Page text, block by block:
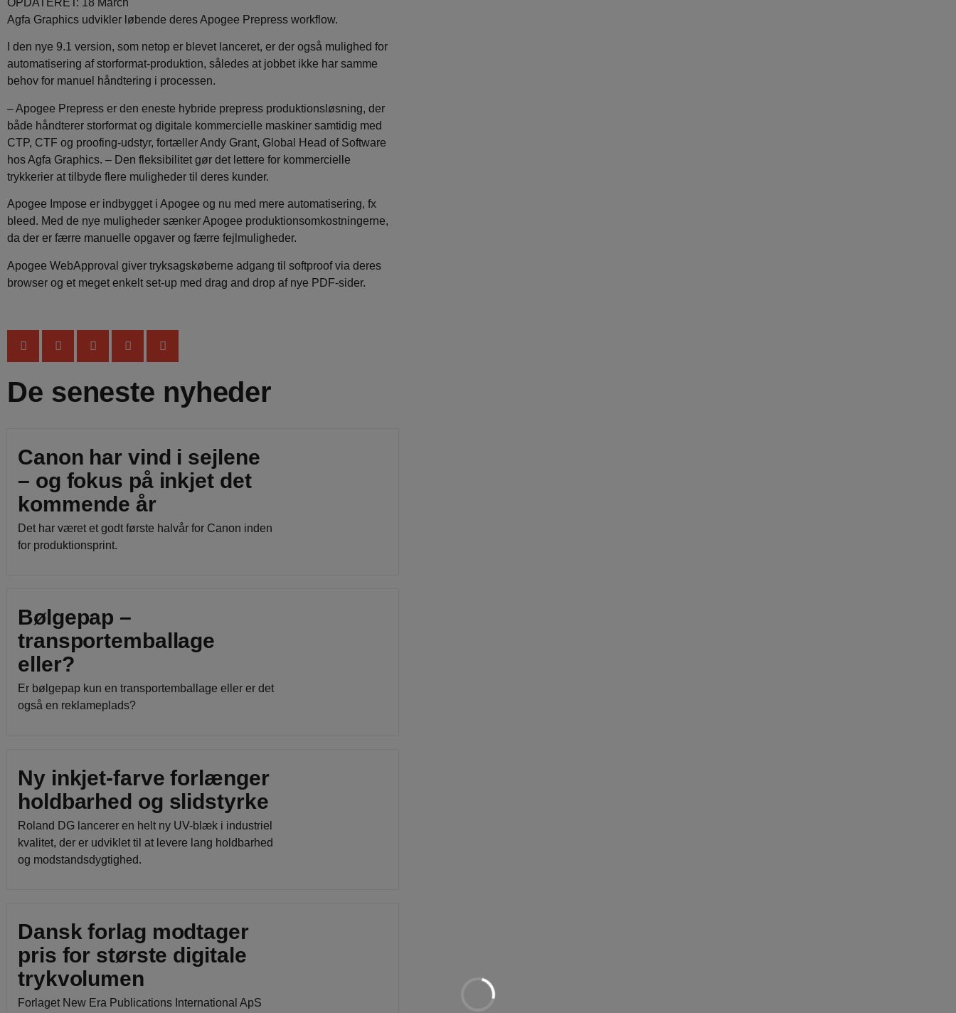
OPDATERET: 18 March
Agfa Graphics udvikler løbende deres Apogee Prepress workflow.
I den nye 9.1 version, som netop er blevet lanceret, er der også mulighed for
automatisering af storformat-produktion, således at jobbet ikke har samme
behov for manuel håndtering i processen.
– Apogee Prepress er den eneste hybride prepress produktionsløsning, der
både håndterer storformat og digitale kommercielle maskiner samtidig med
CTP, CTF og proofing-udstyr, fortæller Andy Grant, Global Head of Software
hos Agfa Graphics. – Den fleksibilitet gør det lettere for kommercielle
trykkerier at tilbyde flere muligheder til deres kunder.
Apogee Impose er indbygget i Apogee og nu med mere automatisering, fx
bleed. Med de nye muligheder sænker Apogee produktionsomkostningerne,
da der er færre manuelle opgaver og færre fejlmuligheder.
Apogee WebApproval giver tryksagskøberne adgang til softproof via deres
browser og et meget enkelt set-up med drag and drop af nye PDF-sider.
De seneste nyheder
Canon har vind i sejlene
– og fokus på inkjet det
kommende år
Det har været et godt første halvår for Canon inden
for produktionsprint.
Bølgepap –
transportemballage
eller?
Er bølgepap kun en transportemballage eller er det
også en reklameplads?
Ny inkjet-farve forlænger
holdbarhed og slidstyrke
Roland DG lancerer en helt ny UV-blæk i industriel
kvalitet, der er udviklet til at levere lang holdbarhed
og modstandsdygtighed.
Dansk forlag modtager
pris for største digitale
trykvolumen
Forlaget New Era Publications International ApS